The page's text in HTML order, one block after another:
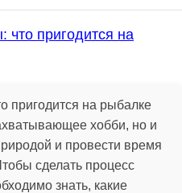
что пригодится на
пригодится на рыбалке
хобби, но и
и провести время
сделать процесс
знать, какие